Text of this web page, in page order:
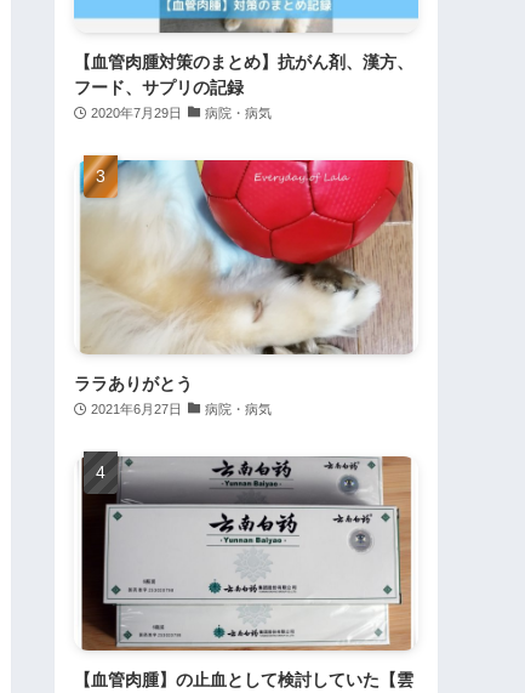
【血管肉腫対策のまとめ】抗がん剤、漢方、
フード、サプリの記録
2020年7月29日 病院・病気
ララありがとう
2021年6月27日 病院・病気
【血管肉腫】の止血として検討していた【雲